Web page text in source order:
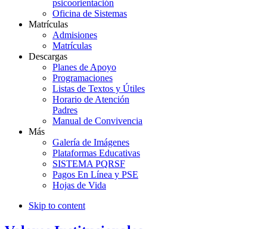
psicoorientación
Oficina de Sistemas
Matrículas
Admisiones
Matrículas
Descargas
Planes de Apoyo
Programaciones
Listas de Textos y Útiles
Horario de Atención
Padres
Manual de Convivencia
Más
Galería de Imágenes
Plataformas Educativas
SISTEMA PQRSF
Pagos En Línea y PSE
Hojas de Vida
Skip to content